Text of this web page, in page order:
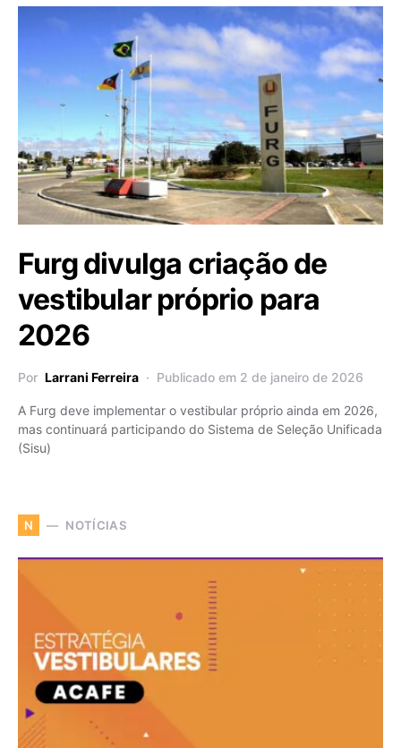
Furg divulga criação de
vestibular próprio para
2026
Por Larrani Ferreira Publicado em 2 de janeiro de 2026
A Furg deve implementar o vestibular próprio ainda em 2026,
mas continuará participando do Sistema de Seleção Unificada
(Sisu)
N NOTÍCIAS